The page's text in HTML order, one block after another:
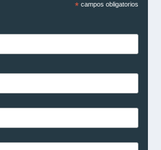
*campos obligatorios